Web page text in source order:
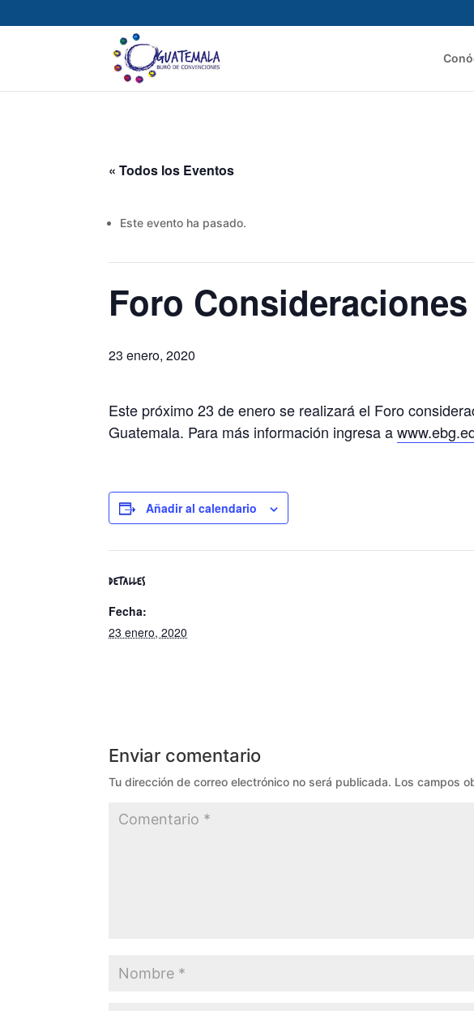
« Todos los Eventos
Este evento ha pasado.
Foro
23 enero, 2020
Este próximo 23 de enero se realizará el Foro
Guatemala. Para más información ingresa a
Añadir al calendario
DETALLES
Fecha:
23 enero, 2020
Enviar comentario
Tu dirección de correo electrónico no será publicada. Los campos